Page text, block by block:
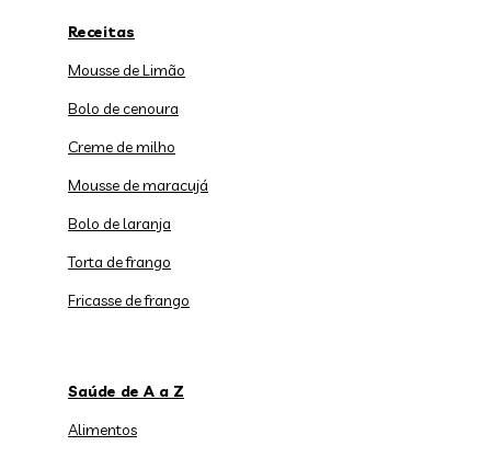
Receitas
Mousse de Limão
Bolo de cenoura
Creme de milho
Mousse de maracujá
Bolo de laranja
Torta de frango
Fricasse de frango
Saúde de A a Z
Alimentos